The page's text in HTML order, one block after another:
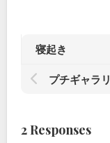
寝起き
プチギャラ
2 Responses